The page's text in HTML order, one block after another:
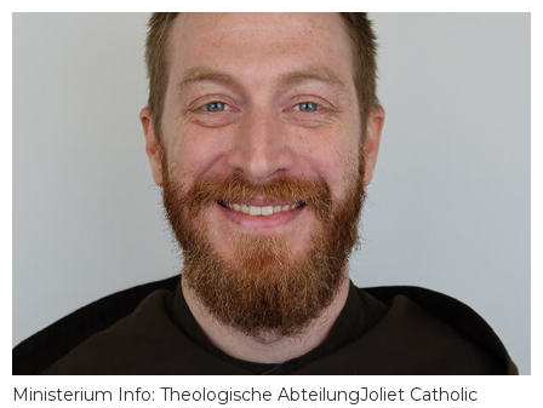
Ministerium Info: Theologische AbteilungJoliet Catholic